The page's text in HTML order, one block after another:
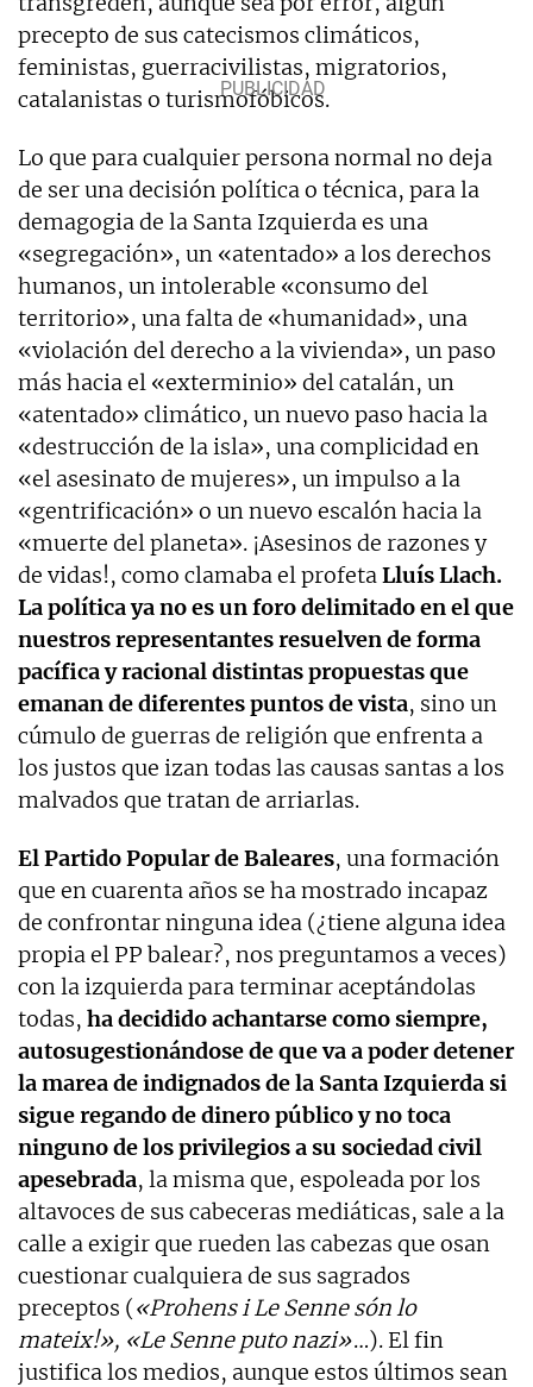
precepto de sus catecismos climáticos,
feministas, guerracivilistas, migratorios,
catalanistas o turismofóbicos.
Lo que para cualquier persona normal no deja
de ser una decisión política o técnica, para la
demagogia de la Santa Izquierda es una
«segregación», un «atentado» a los derechos
humanos, un intolerable «consumo del
territorio», una falta de «humanidad», una
«violación del derecho a la vivienda», un paso
más hacia el «exterminio» del catalán, un
«atentado» climático, un nuevo paso hacia la
«destrucción de la isla», una complicidad en
«el asesinato de mujeres», un impulso a la
«gentrificación» o un nuevo escalón hacia la
«muerte del planeta». ¡Asesinos de razones y
de vidas!, como clamaba el profetaLluís Llach.
La política ya no es un foro delimitado en el que
nuestros representantes resuelven de forma
pacífica y racional distintas propuestas que
emanan de diferentes puntos de vista, sino un
cúmulo de guerras de religión que enfrenta a
los justos que izan todas las causas santas a los
malvados que tratan de arriarlas.
El Partido Popular de Baleares, una formación
que en cuarenta años se ha mostrado incapaz
de confrontar ninguna idea (¿tiene alguna idea
propia el PP balear?, nos preguntamos a veces)
con la izquierda para terminar aceptándolas
todas, ha decidido achantarse como siempre,
autosugestionándose de que va a poder detener
la marea de indignados de la Santa Izquierda si
sigue regando de dinero público y no toca
ninguno de los privilegios a su sociedad civil
apesebrada, la misma que, espoleada por los
altavoces de sus cabeceras mediáticas, sale a la
calle a exigir que rueden las cabezas que osan
cuestionar cualquiera de sus sagrados
preceptos («Prohens i Le Senne són lo
mateix!», «Le Senne puto nazi»…). El fin
justifica los medios, aunque estos últimos sean